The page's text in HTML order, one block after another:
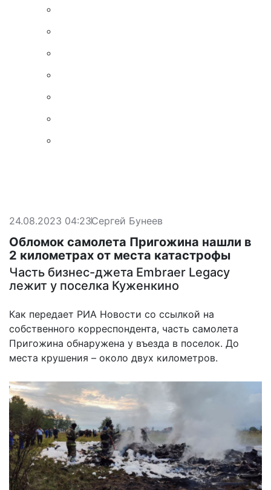
24.08.2023 04:23Сергей Бунеев
Обломок самолета Пригожина нашли в
2 километрах от места катастрофы
Часть бизнес-джета Embraer Legacy
лежит у поселка Куженкино
Как передает РИА Новости со ссылкой на
собственного корреспондента, часть самолета
Пригожина обнаружена у въезда в поселок. До
места крушения – около двух километров.